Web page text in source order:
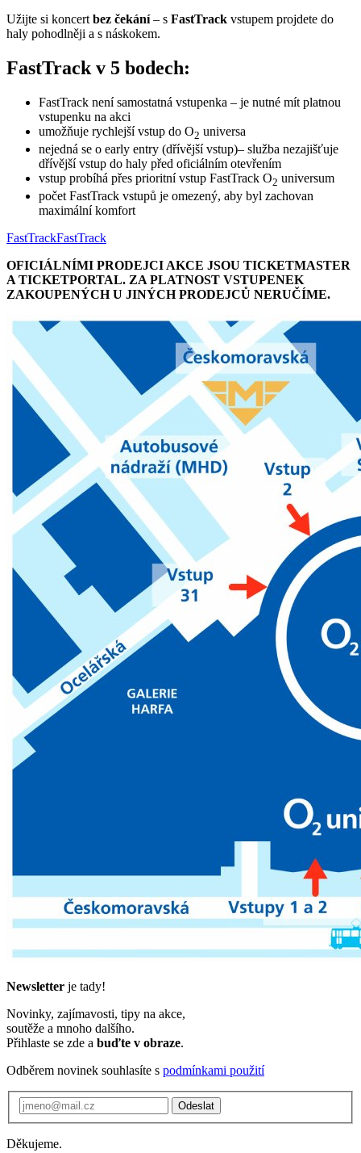
Užijte si koncert bez čekání– s FastTrack vstupem projdete do
haly pohodlněji a s náskokem.
FastTrack v 5 bodech:
FastTrack není samostatná vstupenka – je nutné mít platnou
vstupenku na akci
umožňuje rychlejší vstup do O2 universa
nejedná se o early entry (dřívější vstup)– služba nezajišťuje
dřívější vstup do haly před oficiálním otevřením
vstup probíhá přes prioritní vstup FastTrack O2 universum
počet FastTrack vstupů je omezený, aby byl zachovan
maximální komfort
FastTrackFastTrack
OFICIÁLNÍMI PRODEJCI AKCE JSOU TICKETMASTER
A TICKETPORTAL. ZA PLATNOST VSTUPENEK
ZAKOUPENÝCH U JINÝCH PRODEJCŮ NERUČÍME.
Newsletter je tady!
Novinky, zajímavosti, tipy na akce,
soutěže a mnoho dalšího.
Přihlaste se zde a buďte v obraze.
Odběrem novinek souhlasíte s podmínkami použití
Odeslat
Děkujeme.